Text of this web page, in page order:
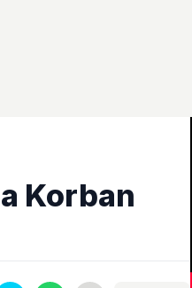
Korban